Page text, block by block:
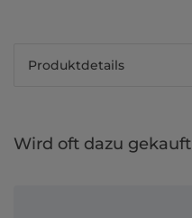
Produktdetails
Wird oft dazu gekauft